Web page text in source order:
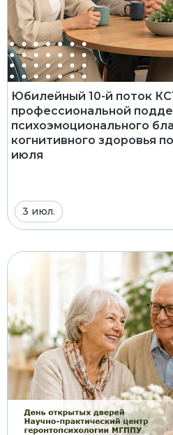
Юбилейный 10-й поток
профессиональной
психоэмоционального
когнитивного здоровья
июля
3 июл.